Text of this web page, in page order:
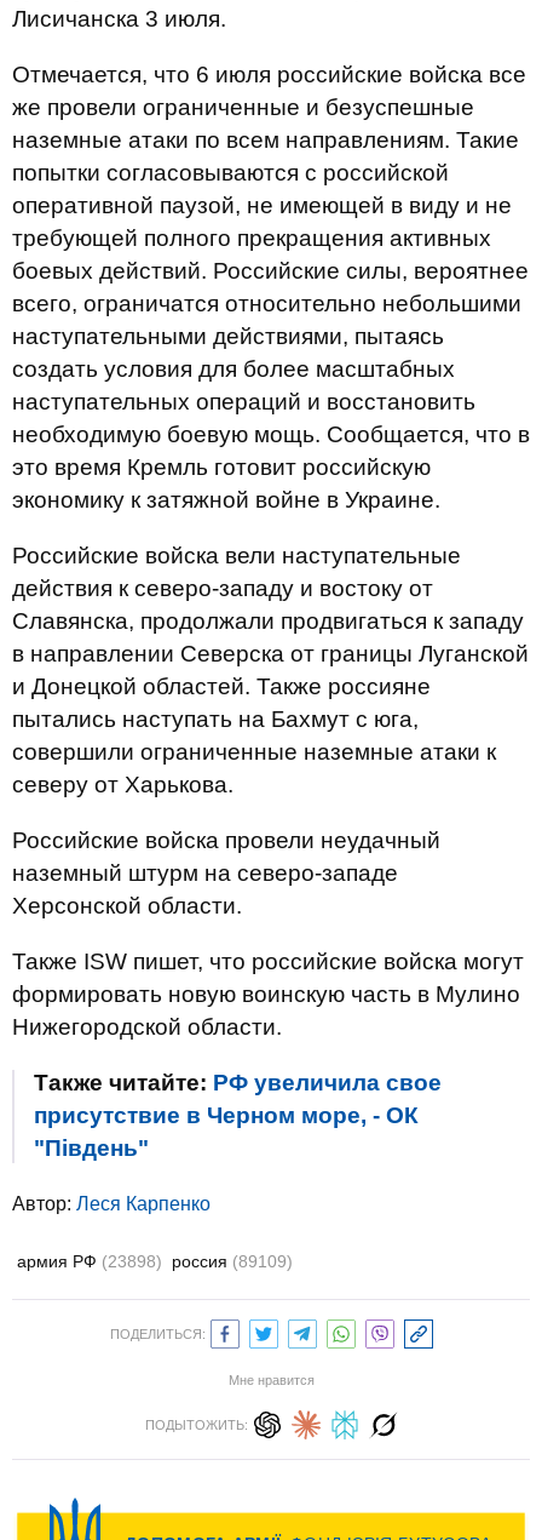
Лисичанска 3 июля.
Отмечается, что 6 июля российские войска все
же провели ограниченные и безуспешные
наземные атаки по всем направлениям. Такие
попытки согласовываются с российской
оперативной паузой, не имеющей в виду и не
требующей полного прекращения активных
боевых действий. Российские силы, вероятнее
всего, ограничатся относительно небольшими
наступательными действиями, пытаясь
создать условия для более масштабных
наступательных операций и восстановить
необходимую боевую мощь. Сообщается, что в
это время Кремль готовит российскую
экономику к затяжной войне в Украине.
Российские войска вели наступательные
действия к северо-западу и востоку от
Славянска, продолжали продвигаться к западу
в направлении Северска от границы Луганской
и Донецкой областей. Также россияне
пытались наступать на Бахмут с юга,
совершили ограниченные наземные атаки к
северу от Харькова.
Российские войска провели неудачный
наземный штурм на северо-западе
Херсонской области.
Также ISW пишет, что российские войска могут
формировать новую воинскую часть в Мулино
Нижегородской области.
Также читайте: РФ увеличила свое
присутствие в Черном море, - ОК
"Південь"
Автор: Леся Карпенко
армия РФ (23898) россия (89109)
ПОДЕЛИТЬСЯ:
Мне нравится
ПОДЫТОЖИТЬ: